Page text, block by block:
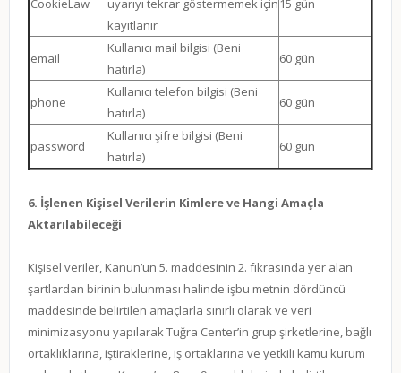
CookieLaw
uyarıyı tekrar göstermemek için
kayıtlanır
15 gün
email
Kullanıcı mail bilgisi (Beni
hatırla)
60 gün
phone
Kullanıcı telefon bilgisi (Beni
hatırla)
60 gün
password
Kullanıcı şifre bilgisi (Beni
hatırla)
60 gün
6. İşlenen Kişisel Verilerin Kimlere ve Hangi Amaçla
Aktarılabileceği
Kişisel veriler, Kanun’un 5. maddesinin 2. fıkrasında yer alan
şartlardan birinin bulunması halinde işbu metnin dördüncü
maddesinde belirtilen amaçlarla sınırlı olarak ve veri
minimizasyonu yapılarak Tuğra Center’in grup şirketlerine, bağlı
ortaklıklarına, iştiraklerine, iş ortaklarına ve yetkili kamu kurum